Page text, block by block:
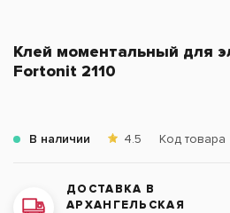
Клей моментальный для
Fortonit 2110
В наличии 4.5 Код товара
ДОСТАВКА В
АРХАНГЕЛЬСКАЯ